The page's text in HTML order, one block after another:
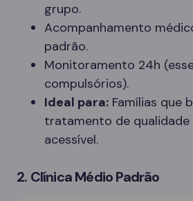
grupo.
Acompanhamento
padrão.
Monitoramento 24h
compulsórios).
Ideal para: Famílias que
tratamento de
acessível.
2. Clínica Médio Padrão